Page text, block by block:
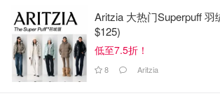
国防部长Hegseth更忍不住怒骂Jeffery造
认群聊里根本没有在谈作战计划。
Aritzia 大热门Superpuff 羽
$125)
低至7.5折！
8 Aritzia